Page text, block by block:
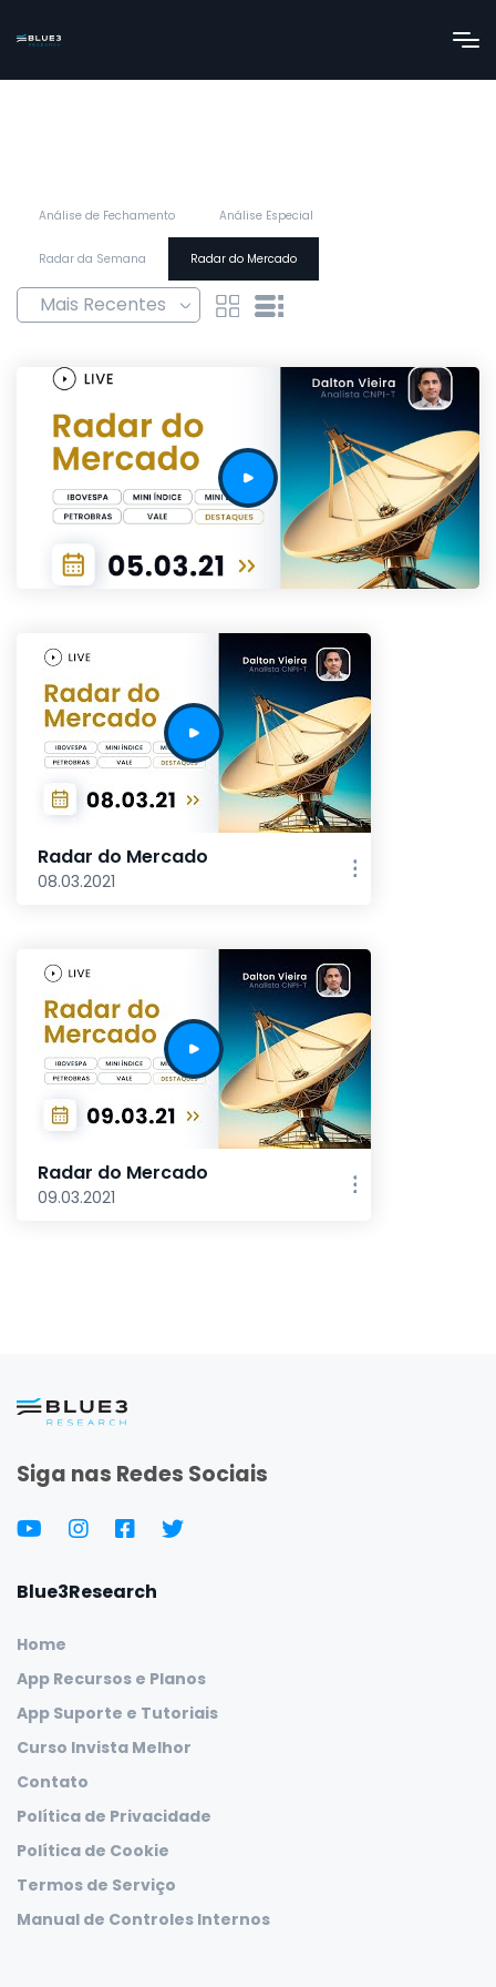
Análise de Fechamento Análise Especial
Radar da Semana Radar do Mercado
Radar do Mercado
08.03.2021
Radar do Mercado
09.03.2021
Siga nas Redes Sociais
Blue3Research
Home
App Recursos e Planos
App Suporte e Tutoriais
Curso Invista Melhor
Contato
Política de Privacidade
Política de Cookie
Termos de Serviço
Manual de Controles Internos